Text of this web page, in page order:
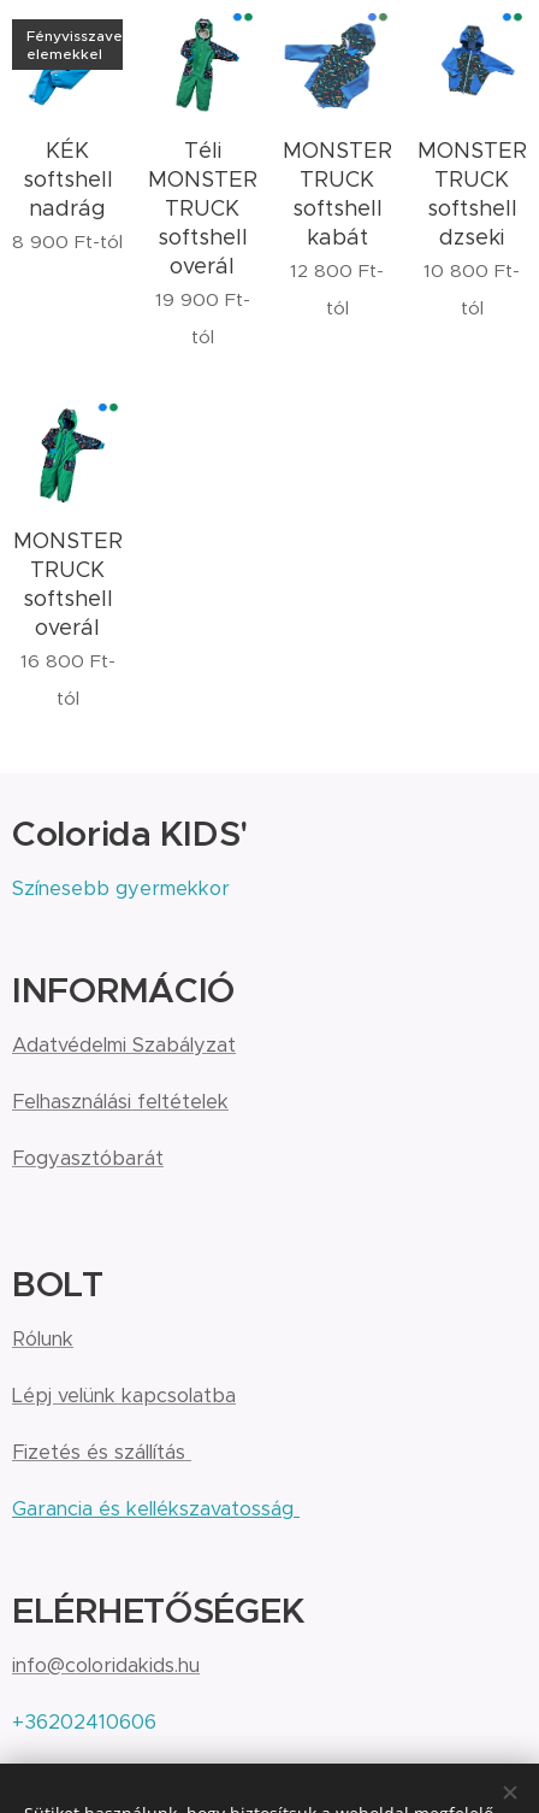
KÉK
softshell
nadrág
Fényvisszaverő
elemekkel
8 900 Ft-tól
Téli
MONSTER
TRUCK
softshell
overál
19 900 Ft-
tól
MONSTER
TRUCK
softshell
kabát
12 800 Ft-
tól
MONSTER
TRUCK
softshell
dzseki
10 800 Ft-
tól
MONSTER
TRUCK
softshell
overál
16 800 Ft-
tól
Colorida KIDS'
Színesebb gyermekkor
INFORMÁCIÓ
Adatvédelmi Szabályzat
Felhasználási feltételek
Fogyasztóbarát
BOLT
Rólunk
Lépj velünk kapcsolatba
Fizetés és szállítás
Garancia és kellékszavatosság
ELÉRHETŐSÉGEK
info@coloridakids.hu
+36202410606